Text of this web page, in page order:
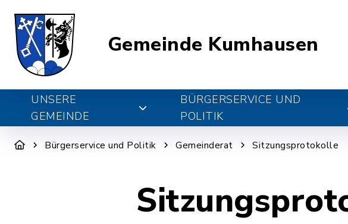
Gemeinde Kumhausen
UNSERE
GEMEINDE
BÜRGERSERVICE UND
POLITIK
Bürgerservice und Politik Gemeinderat Sitzungsprotokolle